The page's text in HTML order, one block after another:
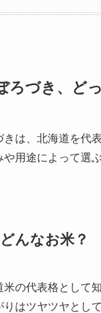
ろづき、ど
きは、北海道を代
用途によって選
んなお米？
米の代表格として
りはツヤツヤとし